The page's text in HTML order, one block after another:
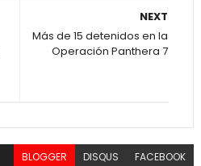
NEXT
Más de 15 detenidos en la
Operación Panthera 7
BLOGGER DISQUS FACEBOOK